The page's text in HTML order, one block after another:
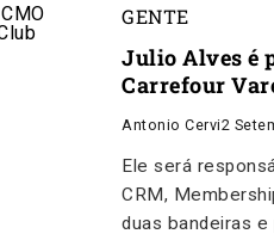
GENTE
Julio Alves é
Carrefour
Antonio Cervi2
Ele será
CRM,
duas bandeiras